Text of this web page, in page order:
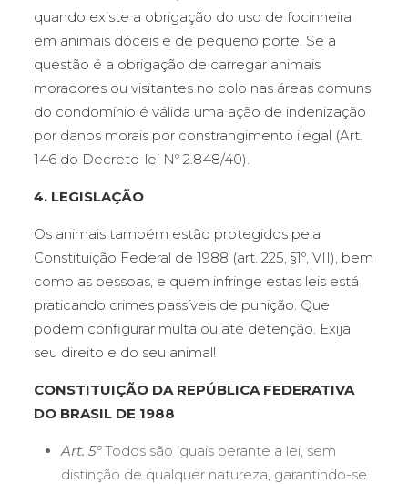
quando existe a obrigação do uso de focinheira
em animais dóceis e de pequeno porte. Se a
questão é a obrigação de carregar animais
moradores ou visitantes no colo nas áreas comuns
do condomínio é válida uma ação de indenização
por danos morais por constrangimento ilegal (Art.
146 do Decreto-lei Nº 2.848/40).
4. LEGISLAÇÃO
Os animais também estão protegidos pela
Constituição Federal de 1988 (art. 225, §1º, VII), bem
como as pessoas, e quem infringe estas leis está
praticando crimes passíveis de punição. Que
podem configurar multa ou até detenção. Exija
seu direito e do seu animal!
CONSTITUIÇÃO DA REPÚBLICA FEDERATIVA
DO BRASIL DE 1988
Art. 5ºTodos são iguais perante a lei, sem
distinção de qualquer natureza, garantindo-se